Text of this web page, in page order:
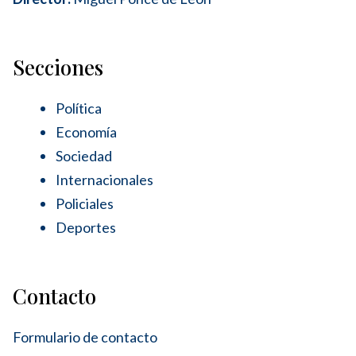
Secciones
Política
Economía
Sociedad
Internacionales
Policiales
Deportes
Contacto
Formulario de contacto